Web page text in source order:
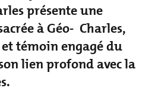
présente une
à Géo- Charles,
témoin engagé du
lien profond avec la